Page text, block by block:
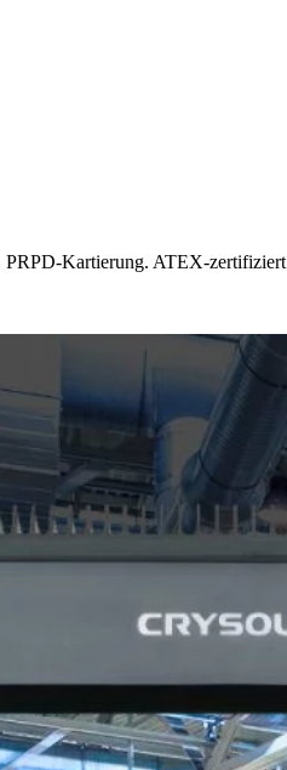
PRPD-Kartierung. ATEX-